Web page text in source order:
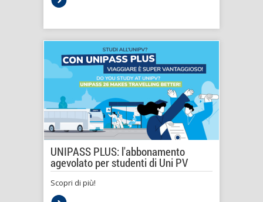
UNIPASS PLUS: l'abbonamento
agevolato per studenti di Uni PV
Scopri di più!